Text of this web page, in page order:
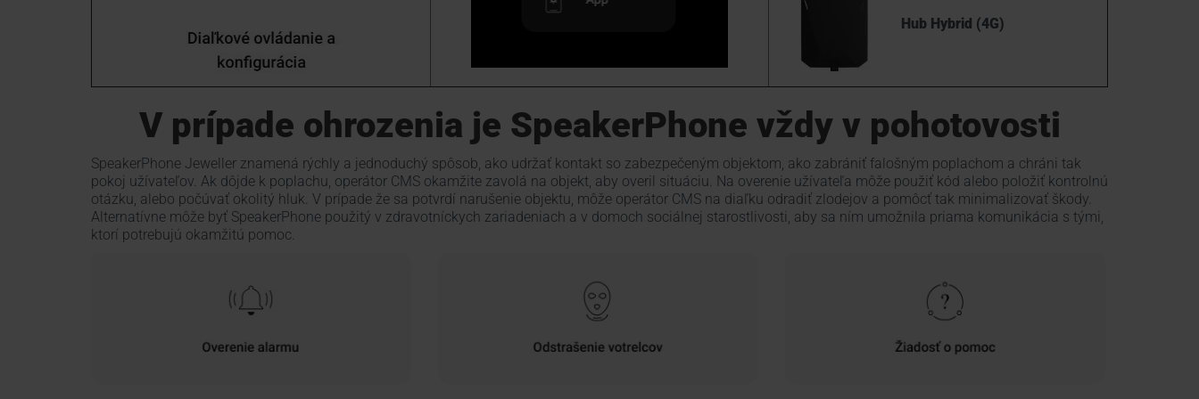
Hub Hybrid (4G)
V prípade ohrozenia je SpeakerPhone vždy v pohotovosti
SpeakerPhone Jeweller znamená rýchly a jednoduchý spôsob, ako udržať kontakt so zabezpečeným objektom, ako zabrániť falošným poplachom a chráni tak
pokoj užívateľov. Ak dôjde k poplachu, operátor CMS okamžite zavolá na objekt, aby overil situáciu. Na overenie užívateľa môže použiť kód alebo položiť kontrolnú
otázku, alebo počúvať okolitý hluk. V prípade že sa potvrdí narušenie objektu, môže operátor CMS na diaľku odradiť zlodejov a pomôcť tak minimalizovať škody.
Alternatívne môže byť SpeakerPhone použitý v zdravotníckych zariadeniach a v domoch sociálnej starostlivosti, aby sa ním umožnila priama komunikácia s tými,
ktorí potrebujú okamžitú pomoc.